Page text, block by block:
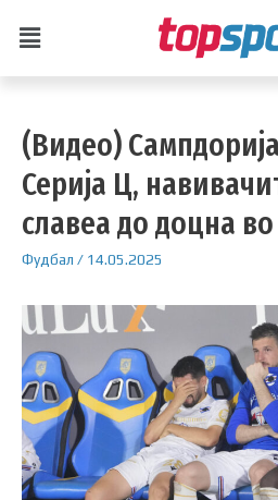
(Видео)
Серија Ц,
славеа до доцна
Фудбал / 14.05.2025